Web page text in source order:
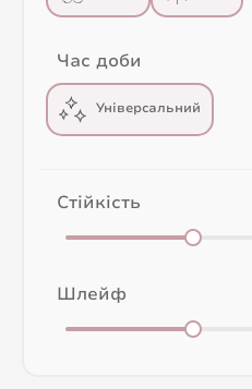
Час доби
Універсальний
Стійкість
Шлейф